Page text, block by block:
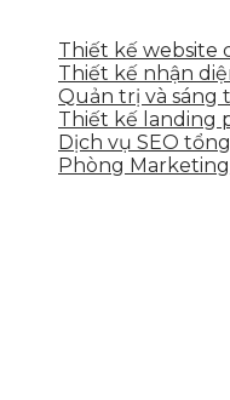
Thiết kế website
Thiết kế nhận
Quản trị và sáng
Thiết kế landing
Dịch vụ SEO
Phòng